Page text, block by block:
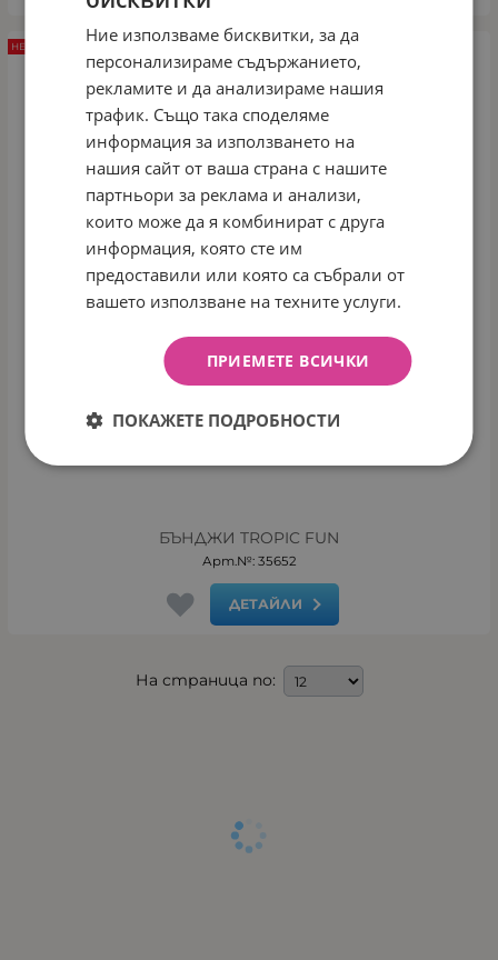
БЪНДЖИ TROPIC FUN
Арт.№: 35652
ДЕТАЙЛИ
НЕНАЛИЧЕН
На страница по:
Ние използваме бисквитки, за да
персонализираме съдържанието,
рекламите и да анализираме нашия
трафик. Също така споделяме
информация за използването на
нашия сайт от ваша страна с нашите
партньори за реклама и анализи,
които може да я комбинират с друга
информация, която сте им
предоставили или която са събрали от
вашето използване на техните услуги.
ПРИЕМЕТЕ ВСИЧКИ
ПОКАЖЕТЕ ПОДРОБНОСТИ